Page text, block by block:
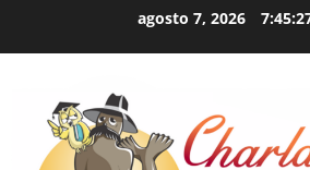
agosto 7, 2026